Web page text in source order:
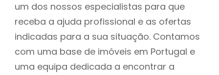
um dos nossos especialistas para que
receba a ajuda profissional e as ofertas
indicadas para a sua situação. Contamos
com uma base de imóveis em Portugal e
uma equipa dedicada a encontrar a